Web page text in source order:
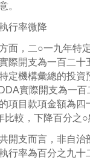
。
行率微降
面，二○一九年特
際開支為一百二
定機構彙總的投
實際開支為一
項目款項金額為
比較，下降百分之○
開支而言，非自治
行率為百分之九